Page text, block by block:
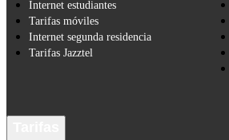
Internet estudiantes
Tarifas móviles
Internet segunda residencia
Tarifas Jazztel